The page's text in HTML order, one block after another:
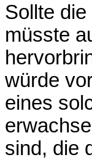
Sollte
müsste
würde
eines
sind, die